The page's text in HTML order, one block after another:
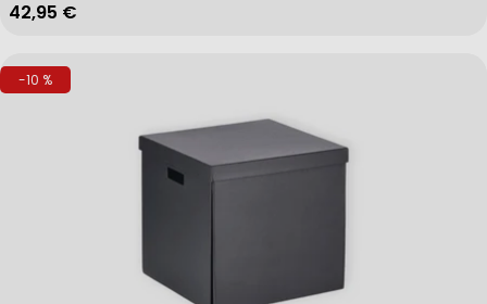
Regulärer Preis
42,95 €
-10 %